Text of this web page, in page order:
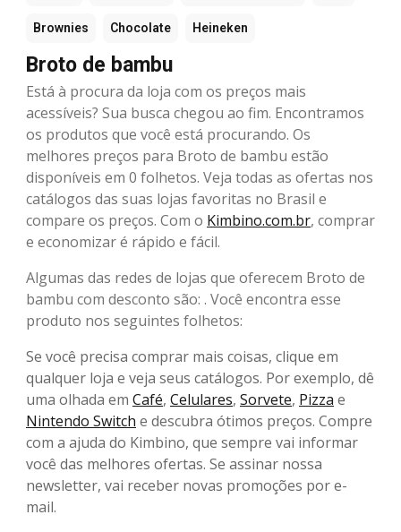
Brownies Chocolate Heineken
Broto de bambu
Está à procura da loja com os preços mais
acessíveis? Sua busca chegou ao fim. Encontramos
os produtos que você está procurando. Os
melhores preços para Broto de bambu estão
disponíveis em 0 folhetos. Veja todas as ofertas nos
catálogos das suas lojas favoritas no Brasil e
compare os preços. Com o Kimbino.com.br, comprar
e economizar é rápido e fácil.
Algumas das redes de lojas que oferecem Broto de
bambu com desconto são: . Você encontra esse
produto nos seguintes folhetos:
Se você precisa comprar mais coisas, clique em
qualquer loja e veja seus catálogos. Por exemplo, dê
uma olhada em Café, Celulares, Sorvete, Pizza e
Nintendo Switch e descubra ótimos preços. Compre
com a ajuda do Kimbino, que sempre vai informar
você das melhores ofertas. Se assinar nossa
newsletter, vai receber novas promoções por e-
mail.